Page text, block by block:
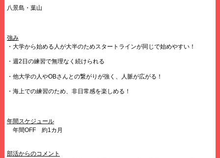
八景島・葉山
強み
・大学から始める人が大半のためスタートラインが同じで始めやすい！
・週2日の練習で無理なく続けられる
・他大学の人やOBさんとの繋がりが強く、人脈が広がる！
・海上での練習のため、非日常感を楽しめる！
年間スケジュール
年間OFF 約1カ月
部活からのコメント